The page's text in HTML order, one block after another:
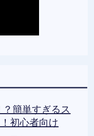
簡単すぎるス
初心者向け